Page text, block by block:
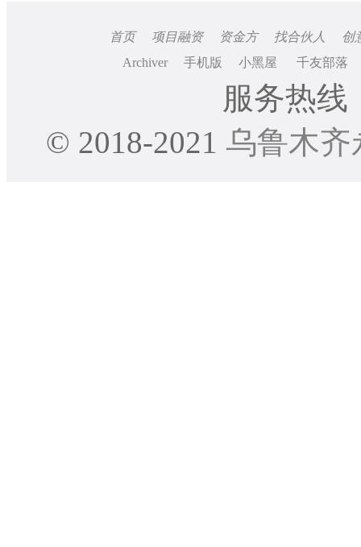
首页 项目融资 资金方 找合伙人
创
Archiver
手机版 小黑屋 千友部落
服务热线
© 2018-2021 乌鲁木齐